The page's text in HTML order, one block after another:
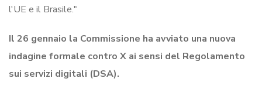
l'UE e il Brasile."
Il 26 gennaio la Commissione ha avviato una nuova
indagine formale contro X ai sensi del Regolamento
sui servizi digitali (DSA).